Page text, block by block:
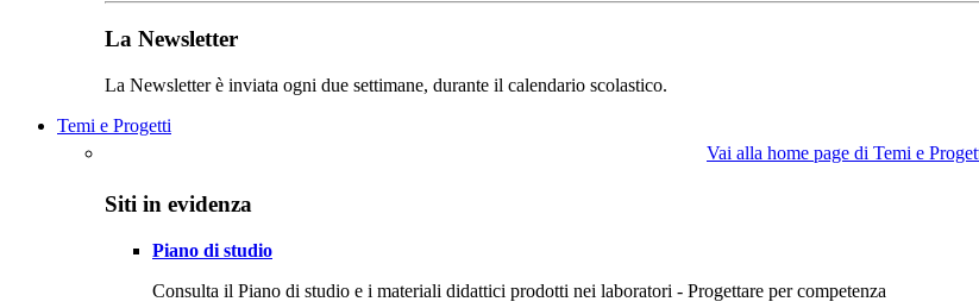
La Newsletter
La Newsletter è inviata ogni due settimane, durante il calendario scolastico.
Temi e Progetti
Vai alla home page di Temi e
Siti in evidenza
Piano di studio
Consulta il Piano di studio e i materiali didattici prodotti nei laboratori - Progettare per competenza